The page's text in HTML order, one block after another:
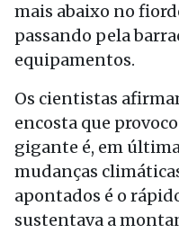
mais abaixo no
passando pela
equipamentos.
Os cientistas
encosta que
gigante é, em
mudanças
apontados é o
sustentava a